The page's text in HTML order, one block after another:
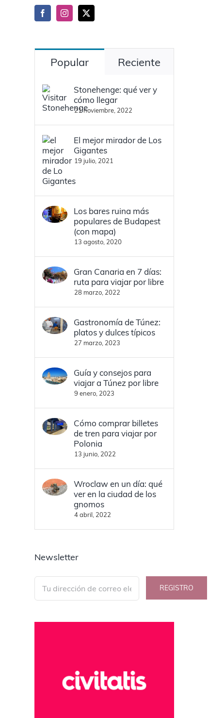
Popular Reciente
Stonehenge: qué ver y
cómo llegar
21 noviembre, 2022
El mejor mirador de Los
Gigantes
19 julio, 2021
Los bares ruina más
populares de Budapest
(con mapa)
13 agosto, 2020
Gran Canaria en 7 días:
ruta para viajar por libre
28 marzo, 2022
Gastronomía de Túnez:
platos y dulces típicos
27 marzo, 2023
Guía y consejos para
viajar a Túnez por libre
9 enero, 2023
Cómo comprar billetes
de tren para viajar por
Polonia
13 junio, 2022
Wroclaw en un día: qué
ver en la ciudad de los
gnomos
4 abril, 2022
Newsletter